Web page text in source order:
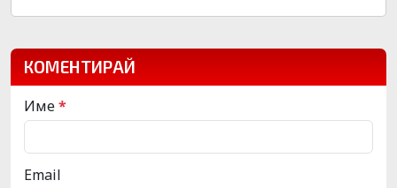
КОМЕНТИРАЙ
Име*
Email